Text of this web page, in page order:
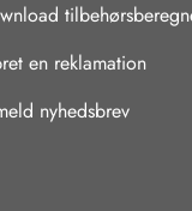
en reklamation
nyhedsbrev